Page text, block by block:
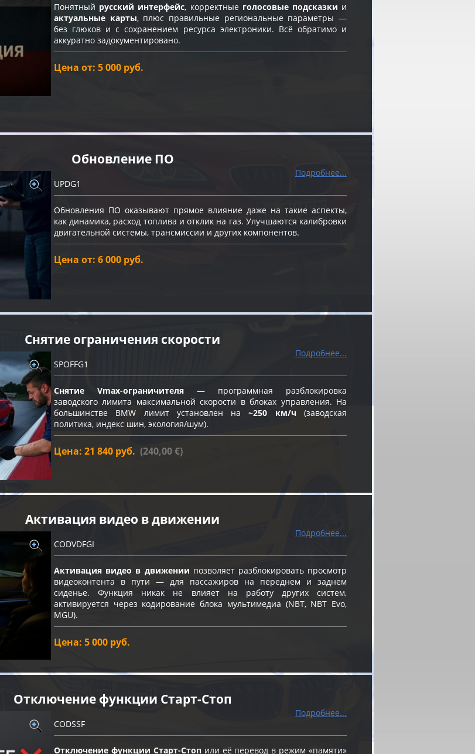
Понятный русский интерфейс, корректные голосовые подсказки и
актуальные карты, плюс правильные региональные параметры —
без глюков и с сохранением ресурса электроники. Всё обратимо и
аккуратно задокументировано.
Цена от: 5 000 руб.
Обновление ПО
Подробнее...
UPDG1
Обновления ПО оказывают прямое влияние даже на такие аспекты,
как динамика, расход топлива и отклик на газ. Улучшаются калибровки
двигательной системы, трансмиссии и других компонентов.
Цена от: 6 000 руб.
Снятие ограничения скорости
Подробнее...
SPOFFG1
Снятие Vmax-ограничителя — программная разблокировка
заводского лимита максимальной скорости в блоках управления. На
большинстве BMW лимит установлен на~250 км/ч (заводская
политика, индекс шин, экология/шум).
Цена: 21 840 руб. (240,00 €)
Активация видео в движении
Подробнее...
CODVDFGI
Активация видео в движении позволяет разблокировать просмотр
видеоконтента в пути — для пассажиров на переднем и заднем
сиденье. Функция никак не влияет на работу других систем,
активируется через кодирование блока мультимедиа (NBT, NBT Evo,
MGU).
Цена: 5 000 руб.
Отключение функции Старт-Cтоп
Подробнее...
CODSSF
Отключение функции Старт-Стоп или её перевод в режим «памяти»